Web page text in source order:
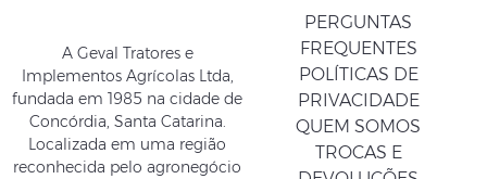
A Geval Tratores e
Implementos Agrícolas Ltda,
fundada em 1985 na cidade de
Concórdia, Santa Catarina.
Localizada em uma região
reconhecida pelo agronegócio
PERGUNTAS
FREQUENTES
POLÍTICAS DE
PRIVACIDADE
QUEM SOMOS
TROCAS E